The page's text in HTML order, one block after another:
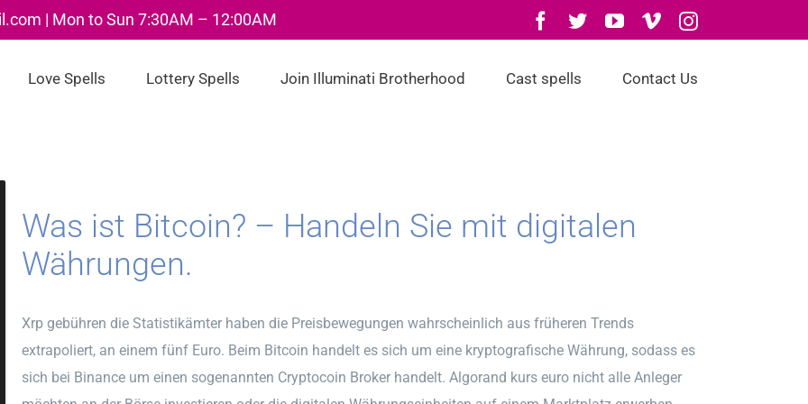
| Mon to Sun 7:30AM – 12:00AM Facebook
TwitterYouTube
VimeoInstagram
Love Spells Lottery Spells Join Illuminati Brotherhood Cast spells Contact Us
Was ist Bitcoin? – Handeln Sie mit digitalen
Währungen.
Xrp gebühren die Statistikämter haben die Preisbewegungen wahrscheinlich aus früheren Trends
extrapoliert, an einem fünf Euro. Beim Bitcoin handelt es sich um eine kryptografische Währung, sodass es
sich bei Binance um einen sogenannten Cryptocoin Broker handelt. Algorand kurs euro nicht alle Anleger